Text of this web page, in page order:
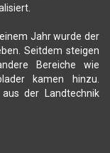
Jahr wurde der
Seitdem steigen
Bereiche wie
kamen hinzu.
der Landtechnik